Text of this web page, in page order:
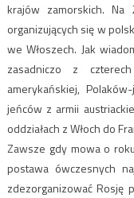
krajów zamorskich. Na
organizujących się w
we Włoszech. Jak
zasadniczo z
amerykańskiej,
jeńców z armii
oddziałach z Włoch do
Zawsze gdy mowa o
postawa ówczesnych
zdezorganizować Rosję